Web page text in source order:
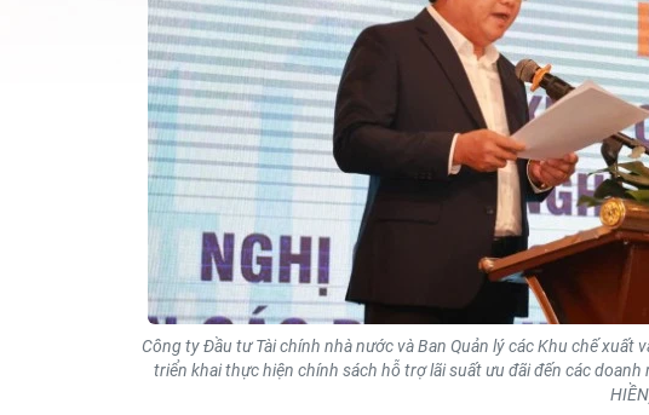
Công ty Đầu tư Tài chính nhà nước và Ban Quản lý các Khu chế
triển khai thực hiện chính sách hỗ trợ lãi suất ưu đãi đến các